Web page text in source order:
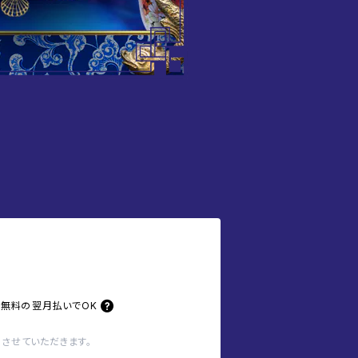
料の 翌月払いでOK
せていただきます。